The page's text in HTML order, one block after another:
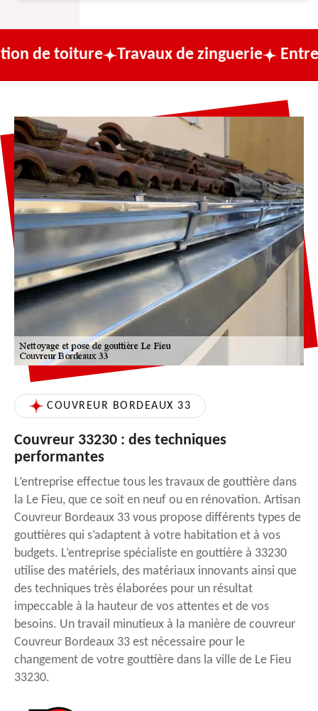
toiture Travaux de zinguerie Entreprise
COUVREUR BORDEAUX 33
Couvreur 33230 : des techniques
performantes
L’entreprise effectue tous les travaux de gouttière dans
la Le Fieu, que ce soit en neuf ou en rénovation. Artisan
Couvreur Bordeaux 33 vous propose différents types de
gouttières qui s’adaptent à votre habitation et à vos
budgets. L’entreprise spécialiste en gouttière à 33230
utilise des matériels, des matériaux innovants ainsi que
des techniques très élaborées pour un résultat
impeccable à la hauteur de vos attentes et de vos
besoins. Un travail minutieux à la manière de couvreur
Couvreur Bordeaux 33 est nécessaire pour le
changement de votre gouttière dans la ville de Le Fieu
33230.